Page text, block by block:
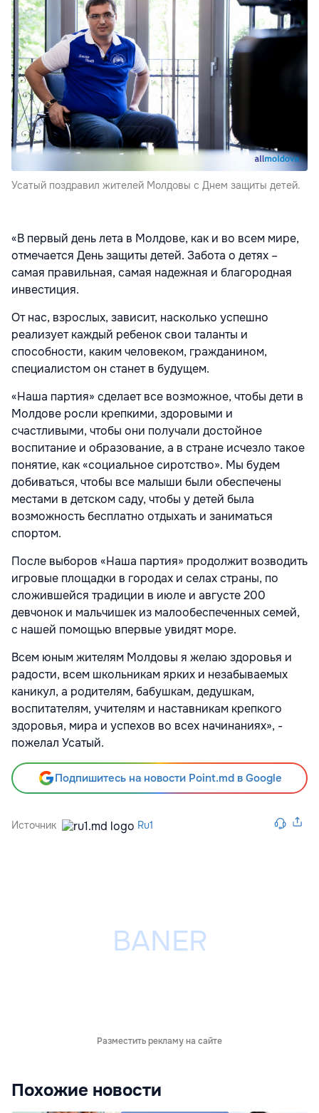
Усатый поздравил жителей Молдовы с Днем защиты детей.
«В первый день лета в Молдове, как и во всем мире,
отмечается День защиты детей. Забота о детях –
самая правильная, самая надежная и благородная
инвестиция.
От нас, взрослых, зависит, насколько успешно
реализует каждый ребенок свои таланты и
способности, каким человеком, гражданином,
специалистом он станет в будущем.
«Наша партия» сделает все возможное, чтобы дети в
Молдове росли крепкими, здоровыми и
счастливыми, чтобы они получали достойное
воспитание и образование, а в стране исчезло такое
понятие, как «социальное сиротство». Мы будем
добиваться, чтобы все малыши были обеспечены
местами в детском саду, чтобы у детей была
возможность бесплатно отдыхать и заниматься
спортом.
После выборов «Наша партия» продолжит возводить
игровые площадки в городах и селах страны, по
сложившейся традиции в июле и августе 200
девчонок и мальчишек из малообеспеченных семей,
с нашей помощью впервые увидят море.
Всем юным жителям Молдовы я желаю здоровья и
радости, всем школьникам ярких и незабываемых
каникул, а родителям, бабушкам, дедушкам,
воспитателям, учителям и наставникам крепкого
здоровья, мира и успехов во всех начинаниях», -
пожелал Усатый.
Подпишитесь на новости Point.md в Google
Источник Ru1
Разместить рекламу на сайте
Похожие новости